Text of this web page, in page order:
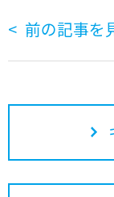
前の記事を